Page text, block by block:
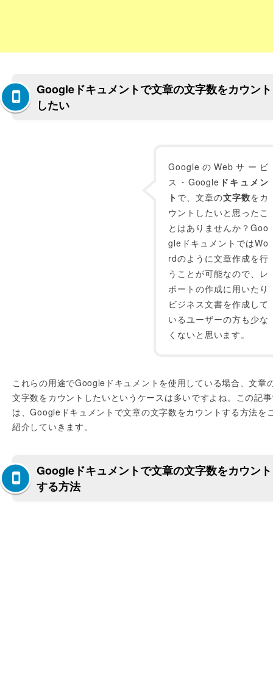
Googleドキュメントで文章の文字数をカウント
したい
GoogleのWebサービ
ス・Google ドキュメン
ト で、文章の文字数をカ
ウントしたいと思ったこ
とはありませんか？Goo
gleドキュメントではWo
rdのように文章作成を行
うことが可能なので、レ
ポートの作成に用いたり
ビジネス文書を作成して
いるユーザーの方も少な
くないと思います。
これらの用途でGoogleドキュメントを使用している場合、文章
文字数をカウントしたいというケースは多いですよね。この記
は、Googleドキュメントで文章の文字数をカウントする方法を
紹介していきます。
Googleドキュメントで文章の文字数をカウント
する方法